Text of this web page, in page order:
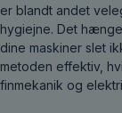
er blandt andet
hygiejne. Det
dine maskiner slet
metoden effektiv,
finmekanik og